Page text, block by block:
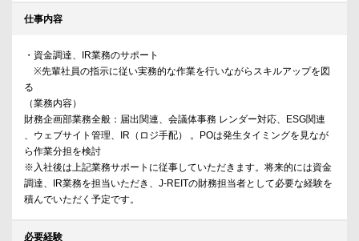
仕事内容
・資金調達、IR業務のサポート
※先輩社員の指示に従い実務的な作業を行いながらスキルアップを図
る
（業務内容）
財務企画部業務全般：届出関連、会議体事務 レンダー対応、ESG関連
、ウェブサイト管理、IR（ロジ手配） 。POは発生タイミングを見なが
ら作業分担を検討
※入社後は上記業務サポートに従事していただきます。将来的には資金
調達、IR業務を担当いただき、J-REITの財務担当者として必要な経験を
積んでいただく予定です。
必要経験